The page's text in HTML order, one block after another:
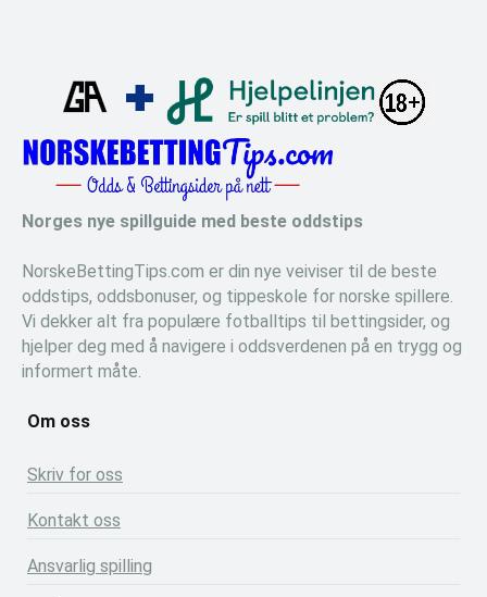
Norges nye spillguide med beste oddstips
NorskeBettingTips.com er din nye veiviser til de beste
oddstips, oddsbonuser, og tippeskole for norske spillere.
Vi dekker alt fra populære fotballtips til bettingsider, og
hjelper deg med å navigere i oddsverdenen på en trygg og
informert måte.
Om oss
Skriv for oss
Kontakt oss
Ansvarlig spilling